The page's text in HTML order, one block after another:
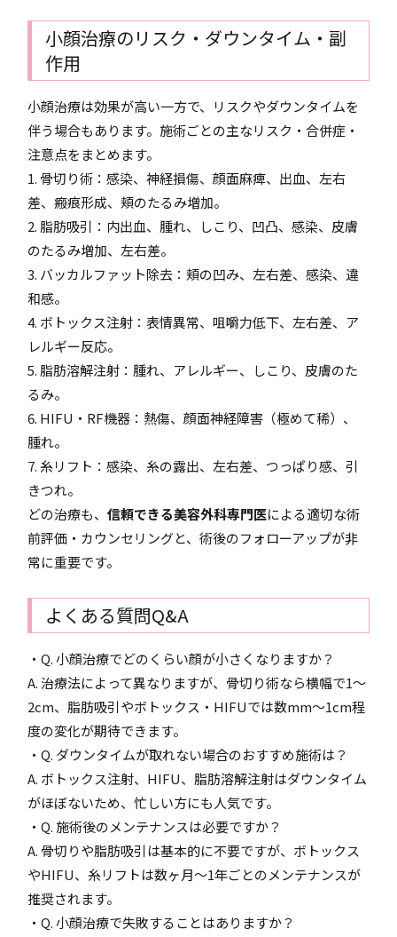
小顔治療のリスク・ダウンタイム・副
作用
小顔治療は効果が高い一方で、リスクやダウンタイムを
伴う場合もあります。施術ごとの主なリスク・合併症・
注意点をまとめます。
1. 骨切り術：感染、神経損傷、顔面麻痺、出血、左右
差、瘢痕形成、頬のたるみ増加。
2. 脂肪吸引：内出血、腫れ、しこり、凹凸、感染、皮膚
のたるみ増加、左右差。
3. バッカルファット除去：頬の凹み、左右差、感染、違
和感。
4. ボトックス注射：表情異常、咀嚼力低下、左右差、ア
レルギー反応。
5. 脂肪溶解注射：腫れ、アレルギー、しこり、皮膚のた
るみ。
6. HIFU・RF機器：熱傷、顔面神経障害（極めて稀）、
腫れ。
7. 糸リフト：感染、糸の露出、左右差、つっぱり感、引
きつれ。
どの治療も、信頼できる美容外科専門医による適切な術
前評価・カウンセリングと、術後のフォローアップが非
常に重要です。
よくある質問Q&A
・Q. 小顔治療でどのくらい顔が小さくなりますか？
A. 治療法によって異なりますが、骨切り術なら横幅で1〜
2cm、脂肪吸引やボトックス・HIFUでは数mm〜1cm程
度の変化が期待できます。
・Q. ダウンタイムが取れない場合のおすすめ施術は？
A. ボトックス注射、HIFU、脂肪溶解注射はダウンタイム
がほぼないため、忙しい方にも人気です。
・Q. 施術後のメンテナンスは必要ですか？
A. 骨切りや脂肪吸引は基本的に不要ですが、ボトックス
やHIFU、糸リフトは数ヶ月〜1年ごとのメンテナンスが
推奨されます。
・Q. 小顔治療で失敗することはありますか？